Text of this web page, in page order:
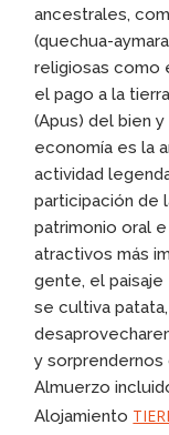
ancestrales,
(quechua-
religiosas como
el pago a la
(Apus) del bien
economía es la
actividad
participación de
patrimonio oral
atractivos más
gente, el
se cultiva patata,
y sorprendernos
Almuerzo
Alojamiento